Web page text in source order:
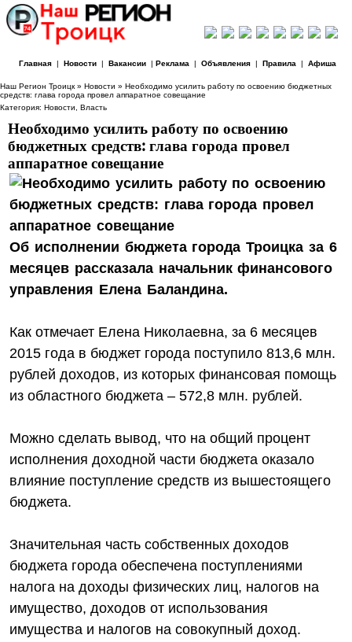
Главная| Новости| Вакансии| Реклама | Объявления| Правила | Афиша
Наш Регион Троицк » Новости » Необходимо усилить работу по освоению бюджетных
средств: глава города провел аппаратное совещание
Категория: Новости Власть
Необходимо усилить работу по освоению
бюджетных средств: глава города провел
аппаратное совещание
Об исполнении бюджета города Троицка за 6
месяцев рассказала начальник финансового
управления Елена Баландина.
Как отмечает Елена Николаевна, за 6 месяцев
2015 года в бюджет города поступило 813,6 млн.
рублей доходов, из которых финансовая помощь
из областного бюджета – 572,8 млн. рублей.
Можно сделать вывод, что на общий процент
исполнения доходной части бюджета оказало
влияние поступление средств из вышестоящего
бюджета.
Значительная часть собственных доходов
бюджета города обеспечена поступлениями
налога на доходы физических лиц, налогов на
имущество, доходов от использования
имущества и налогов на совокупный доход.